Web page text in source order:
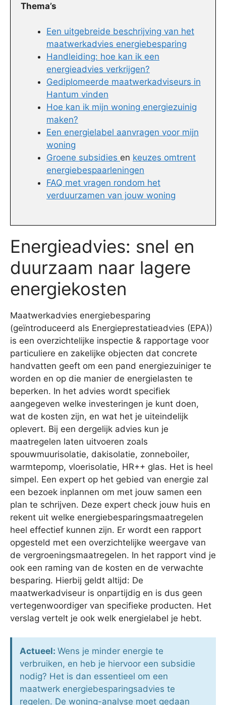
Thema’s
Een uitgebreide beschrijving van het
maatwerkadvies energiebesparing
Handleiding: hoe kan ik een
energieadvies verkrijgen?
Gediplomeerde maatwerkadviseurs in
Hantum vinden
Hoe kan ik mijn woning energiezuinig
maken?
Een energielabel aanvragen voor mijn
woning
Groene subsidies en keuzes omtrent
energiebespaarleningen
FAQ met vragen rondom het
verduurzamen van jouw woning
Energieadvies: snel en
duurzaam naar lagere
energiekosten
Maatwerkadvies energiebesparing
(geïntroduceerd als Energieprestatieadvies (EPA))
is een overzichtelijke inspectie & rapportage voor
particuliere en zakelijke objecten dat concrete
handvatten geeft om een pand energiezuiniger te
worden en op die manier de energielasten te
beperken. In het advies wordt specifiek
aangegeven welke investeringen je kunt doen,
wat de kosten zijn, en wat het je uiteindelijk
oplevert. Bij een dergelijk advies kun je
maatregelen laten uitvoeren zoals
spouwmuurisolatie, dakisolatie, zonneboiler,
warmtepomp, vloerisolatie, HR++ glas. Het is heel
simpel. Een expert op het gebied van energie zal
een bezoek inplannen om met jouw samen een
plan te schrijven. Deze expert check jouw huis en
rekent uit welke energiebesparingsmaatregelen
heel effectief kunnen zijn. Er wordt een rapport
opgesteld met een overzichtelijke weergave van
de vergroeningsmaatregelen. In het rapport vind je
ook een raming van de kosten en de verwachte
besparing. Hierbij geldt altijd: De
maatwerkadviseur is onpartijdig en is dus geen
vertegenwoordiger van specifieke producten. Het
verslag vertelt je ook welk energielabel je hebt.
Actueel: Wens je minder energie te
verbruiken, en heb je hiervoor een subsidie
nodig? Het is dan essentieel om een
maatwerk energiebesparingsadvies te
regelen. De woning-analyse moet gedaan